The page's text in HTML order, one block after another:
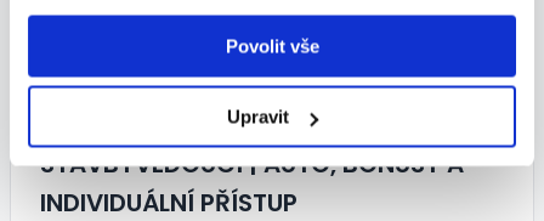
Povolit vše
Upravit
STAVBYVEDOUCÍ | AUTO, BONUSY A
INDIVIDUÁLNÍ PŘÍSTUP